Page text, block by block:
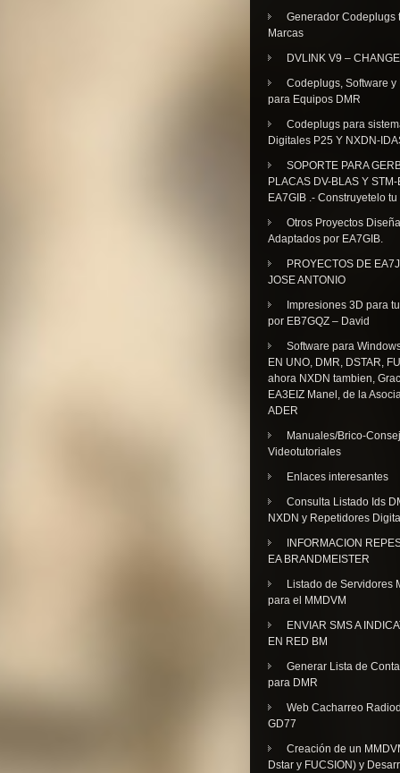
Generador Codeplugs
Marcas
DVLINK V9 –
Codeplugs, Software y
para Equipos DMR
Codeplugs para
Digitales P25 Y NXDN-
SOPORTE PARA
PLACAS DV-BLAS Y
EA7GIB .- Construyetelo
Otros Proyectos
Adaptados por EA7GIB.
PROYECTOS DE
JOSE ANTONIO
Impresiones 3D para
por EB7GQZ – David
Software para
EN UNO, DMR, DSTAR,
ahora NXDN tambien,
EA3EIZ Manel, de la
ADER
Manuales/Brico-
Videotutoriales
Enlaces interesantes
Consulta Listado Ids
NXDN y Repetidores
INFORMACION
EA BRANDMEISTER
Listado de Servidores
para el MMDVM
ENVIAR SMS A
EN RED BM
Generar Lista de
para DMR
Web Cacharreo
GD77
Creación de un
Dstar y FUCSION) y